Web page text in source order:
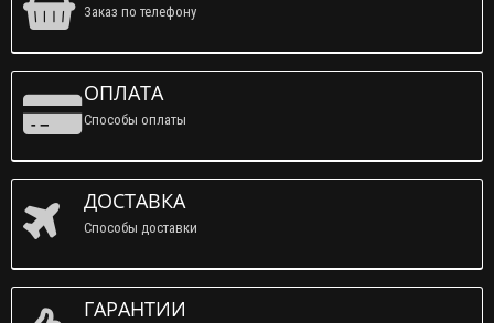
Заказ по телефону
ОПЛАТА
Способы оплаты
ДОСТАВКА
Способы доставки
ГАРАНТИИ